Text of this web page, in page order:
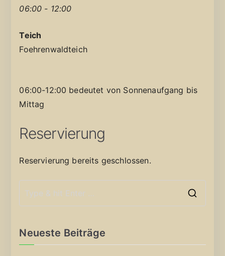
06:00 - 12:00
Teich
Foehrenwaldteich
06:00-12:00 bedeutet von Sonnenaufgang bis
Mittag
Reservierung
Reservierung bereits geschlossen.
Neueste Beiträge